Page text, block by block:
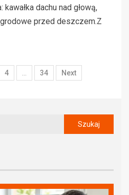
dachu nad głową,
przed deszczem.Z
4 34 Next